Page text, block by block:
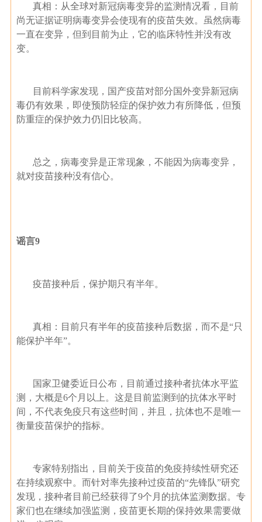
真相：从全球对新冠病毒变异的监测情况看，目前
尚无证据证明病毒变异会使现有的疫苗失效。虽然病毒
一直在变异，但到目前为止，它的临床特性并没有改
变。
目前科学家发现，国产疫苗对部分国外变异新冠病
毒仍有效果，即使预防轻症的保护效力有所降低，但预
防重症的保护效力仍旧比较高。
总之，病毒变异是正常现象，不能因为病毒变异，
就对疫苗接种没有信心。
谣言9
疫苗接种后，保护期只有半年。
真相：目前只有半年的疫苗接种后数据，而不是“只
能保护半年”。
国家卫健委近日公布，目前通过接种者抗体水平监
测，大概是6个月以上。这是目前监测到的抗体水平时
间，不代表免疫只有这些时间，并且，抗体也不是唯一
衡量疫苗保护的指标。
专家特别指出，目前关于疫苗的免疫持续性研究还
在持续观察中。而针对率先接种过疫苗的“先锋队”研究
发现，接种者目前已经获得了9个月的抗体监测数据。专
家们也在继续加强监测，疫苗更长期的保持效果需要做